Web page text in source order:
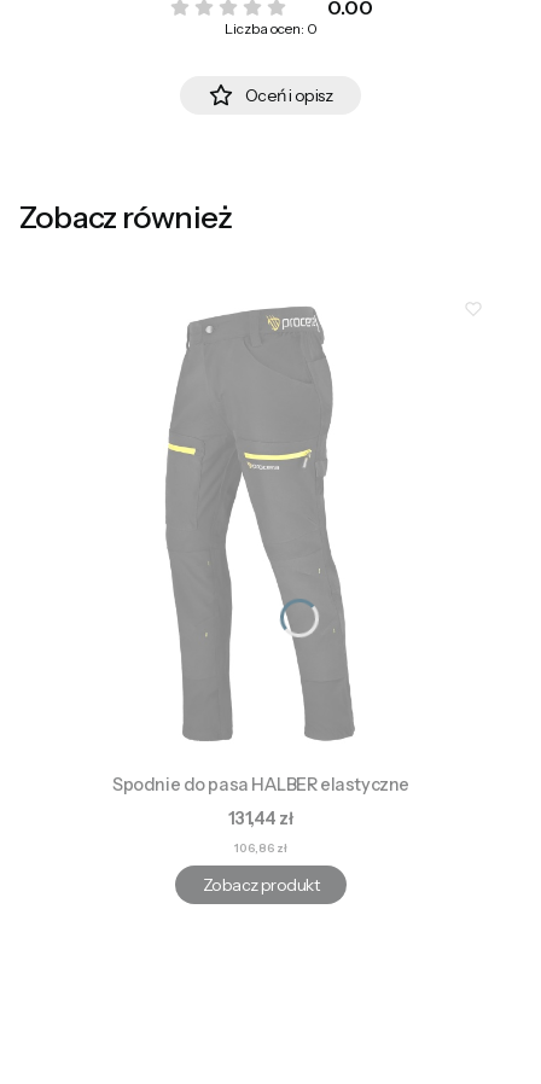
0.00
Liczba ocen: 0
Oceń i opisz
Zobacz również
Spodnie do pasa HALBER elastyczne
Cena
131,44 zł
Cena
106,86 zł
Zobacz produkt